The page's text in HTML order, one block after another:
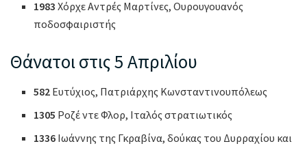
1983Χόρχε Αντρές Μαρτίνες, Ουρουγουανός
ποδοσφαιριστής
Θάνατοι στις 5 Απριλίου
582 Ευτύχιος, Πατριάρχης Κωνσταντινουπόλεως
1305 Ροζέ ντε Φλορ, Ιταλός στρατιωτικός
1336 Ιωάννης της Γκραβίνα, δούκας του Δυρραχίου και